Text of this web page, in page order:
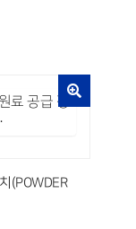
(POWDER